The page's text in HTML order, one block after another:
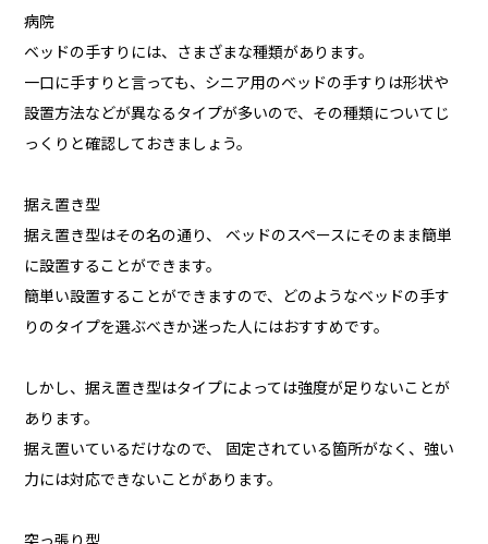
病院
ベッドの手すりには、さまざまな種類があります。
一口に手すりと言っても、シニア用のベッドの手すりは形状や
設置方法などが異なるタイプが多いので、その種類についてじ
っくりと確認しておきましょう。
据え置き型
据え置き型はその名の通り、 ベッドのスペースにそのまま簡単
に設置することができます。
簡単い設置することができますので、どのようなベッドの手す
りのタイプを選ぶべきか迷った人にはおすすめです。
しかし、据え置き型はタイプによっては強度が足りないことが
あります。
据え置いているだけなので、 固定されている箇所がなく、強い
力には対応できないことがあります。